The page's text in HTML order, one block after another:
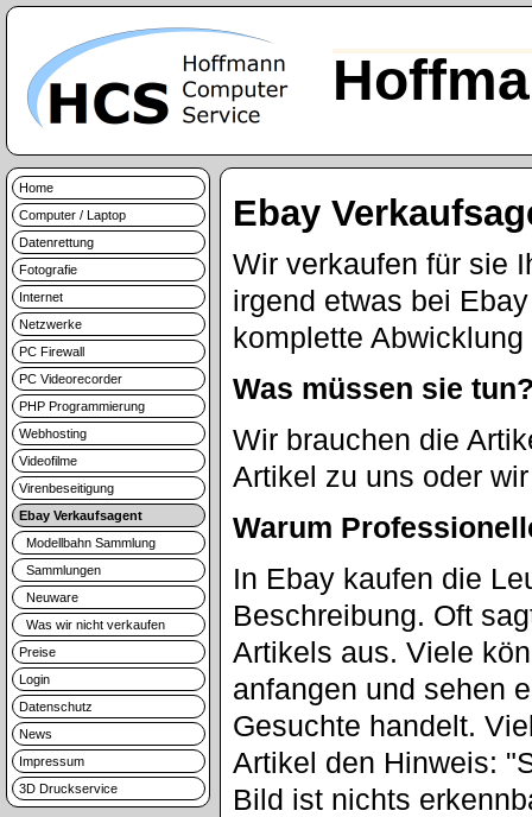
Home
Computer / Laptop
Datenrettung
Fotografie
Internet
Netzwerke
PC Firewall
PC Videorecorder
PHP Programmierung
Webhosting
Videofilme
Virenbeseitigung
Ebay Verkaufsagent
Modellbahn Sammlung
Sammlungen
Neuware
Was wir nicht verkaufen
Preise
Login
Datenschutz
News
Impressum
3D Druckservice
Ebay
Wir verkaufen für sie
irgend etwas bei
komplette Abwicklung
Was müssen sie
Wir brauchen die
Artikel zu uns oder
Warum
In Ebay kaufen die
Beschreibung. Oft
Artikels aus. Viele
anfangen und sehen
Gesuchte handelt.
Artikel den Hinweis:
Bild ist nichts